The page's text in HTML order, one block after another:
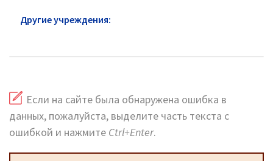
Другие учреждения:
Если на сайте была обнаружена ошибка в
данных, пожалуйста, выделите часть текста с
ошибкой и нажмите Ctrl+Enter.